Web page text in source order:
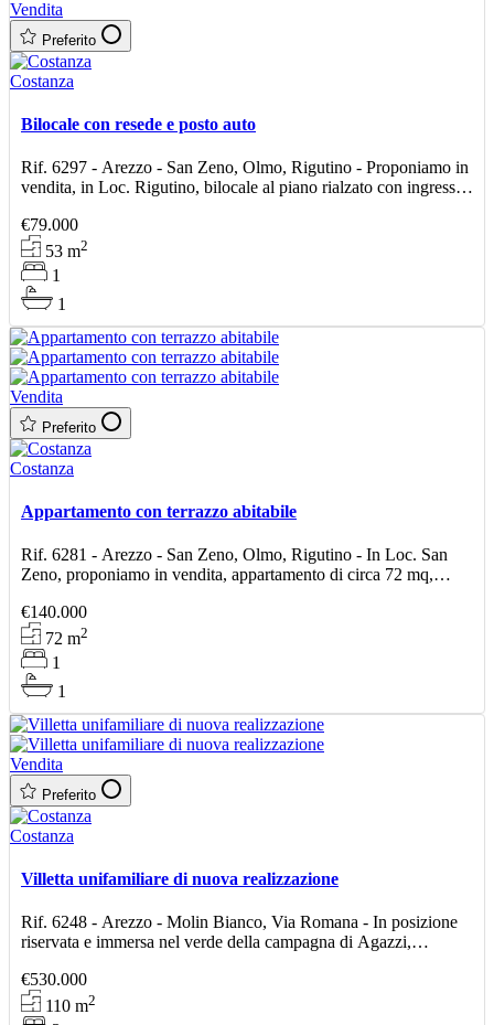
Vendita
Preferito
Costanza
Bilocale con resede e posto auto
Rif. 6297 - Arezzo - San Zeno, Olmo, Rigutino - Proponiamo in
vendita, in Loc. Rigutino, bilocale al piano rialzato con ingresso
€79.000
53m2
1
1
Vendita
Preferito
Costanza
Appartamento con terrazzo abitabile
Rif. 6281 - Arezzo - San Zeno, Olmo, Rigutino - In Loc. San
Zeno, proponiamo in vendita, appartamento di circa 72 mq,
€140.000
72m2
1
1
Vendita
Preferito
Costanza
Villetta unifamiliare di nuova realizzazione
Rif. 6248 - Arezzo - Molin Bianco, Via Romana - In posizione
riservata e immersa nel verde della campagna di Agazzi,
€530.000
110m2